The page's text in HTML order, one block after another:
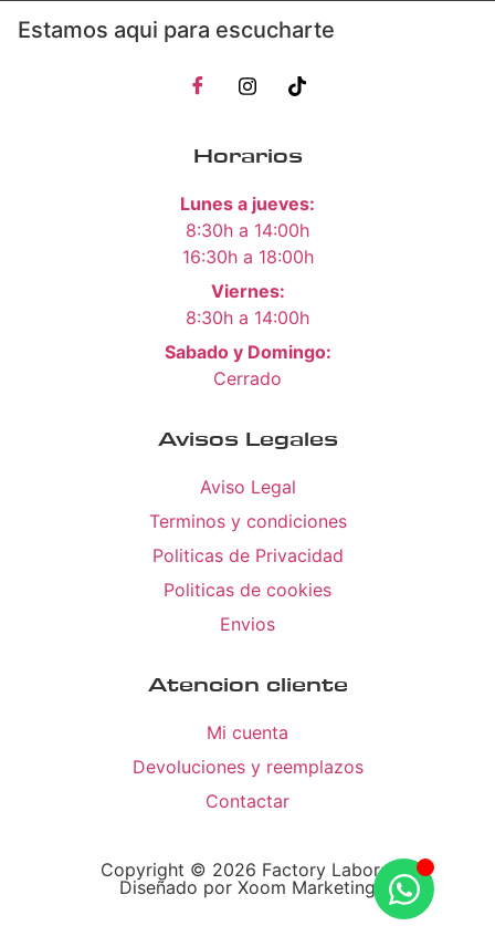
Estamos aqui para escucharte
Horarios
Lunes a jueves:
8:30h a 14:00h
16:30h a 18:00h
Viernes:
8:30h a 14:00h
Sabado y Domingo:
Cerrado
Avisos Legales
Aviso Legal
Terminos y condiciones
Politicas de Privacidad
Politicas de cookies
Envios
Atencion cliente
Mi cuenta
Devoluciones y reemplazos
Contactar
Copyright © 2026 Factory Laboral
Diseñado por Xoom Marketing